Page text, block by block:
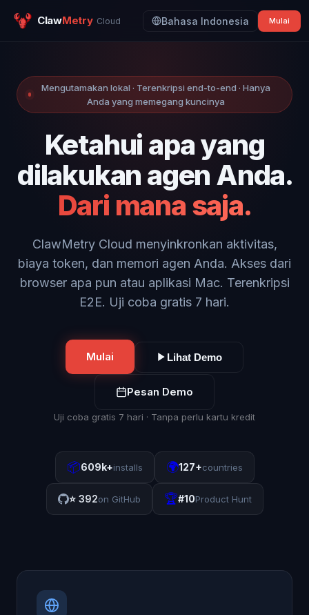
ClawMetry Cloud Bahasa Indonesia Mulai
Mengutamakan lokal · Terenkripsi end-to-end · Hanya
Anda yang memegang kuncinya
Ketahui apa yang
dilakukan agen Anda.
Dari mana saja.
ClawMetry Cloud menyinkronkan aktivitas,
biaya token, dan memori agen Anda. Akses dari
browser apa pun atau aplikasi Mac. Terenkripsi
E2E. Uji coba gratis 7 hari.
Mulai Lihat Demo
Pesan Demo
Uji coba gratis 7 hari · Tanpa perlu kartu kredit
📦609k+installs 🌍127+countries
⭐ 392on GitHub 🏆#10Product Hunt